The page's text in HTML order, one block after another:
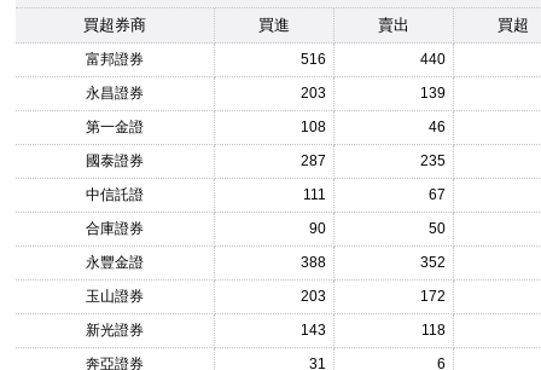
買超券商
買進 賣出 買超
富邦證券 516
440
永昌證券
203
139
第一金證
108
46
國泰證券
287
235
中信託證
111
67
合庫證券
90
50
永豐金證
388
352
玉山證券
203
172
新光證券
143
118
奔亞證券
31
6